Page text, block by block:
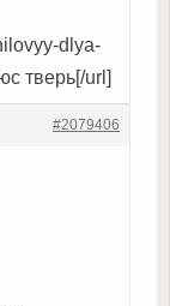
dlya-
тверь[/url]
#2079406